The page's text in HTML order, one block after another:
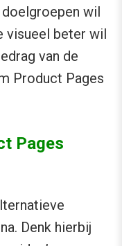
wil
visueel beter wil
van de
Product Pages
Pages
Denk hierbij